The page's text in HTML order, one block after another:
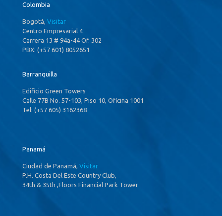
Colombia
Bogotá, Visitar
Centro Empresarial 4
Carrera 13 # 94a-44 Of. 302
PBX: (+57 601) 8052651
Barranquilla
Edificio Green Towers
Calle 77B No. 57-103, Piso 10, Oficina 1001
Tel: (+57 605) 3162368
Panamá
Ciudad de Panamá, Visitar
P.H. Costa Del Este Country Club,
34th & 35th ,Floors Financial Park Tower